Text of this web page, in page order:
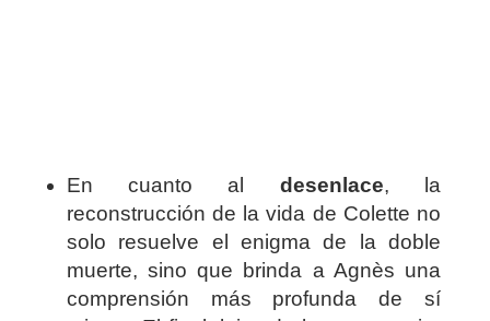
En cuanto al desenlace, la
reconstrucción de la vida de Colette no
solo resuelve el enigma de la doble
muerte, sino que brinda a Agnès una
comprensión más profunda de sí